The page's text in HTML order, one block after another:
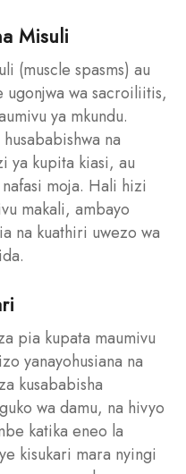
Misuli
(muscle spasms) au
ugonjwa wa sacroiliitis,
ya mkundu.
na
ya kupita kiasi, au
moja. Hali hizi
makali, ambayo
na kuathiri uwezo wa
pia kupata maumivu
yanayohusiana na
kusababisha
wa damu, na hivyo
katika eneo la
kisukari mara nyingi